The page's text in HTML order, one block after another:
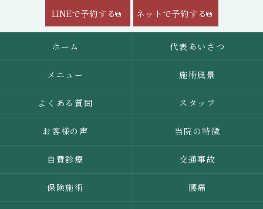
LINEで予約する ネットで予約する
ホーム 代表あいさつ
メニュー 施術風景
よくある質問 スタッフ
お客様の声 当院の特徴
自費診療 交通事故
保険施術 腰痛